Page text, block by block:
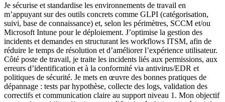
Je sécurise et standardise les environnements de travail en
m’appuyant sur des outils concrets comme GLPI (catégorisation,
suivi, base de connaissance) et, selon les périmètres, SCCM et/ou
Microsoft Intune pour le déploiement. J’optimise la gestion des
incidents et demandes en structurant les workflows ITSM, afin de
réduire le temps de résolution et d’améliorer l’expérience utilisateur.
Côté poste de travail, je traite les incidents liés aux permissions, aux
erreurs d’identification et à la conformité via antivirus/EDR et
politiques de sécurité. Je mets en œuvre des bonnes pratiques de
dépannage : tests par hypothèse, collecte des logs, validation des
correctifs et communication claire au support niveau 1. Mon objectif